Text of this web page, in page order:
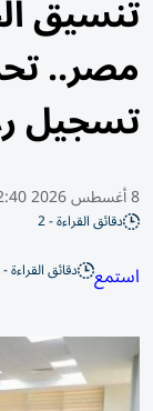
مصر..
تسجيل
8 أغسطس 2026 22:40 مساء
دقائق القراءة - 2
استمع دقائق القراءة - 2